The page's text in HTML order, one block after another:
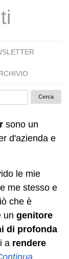
sono un
d'azienda e
le mie
me stesso e
che è
un genitore
di profonda
a rendere